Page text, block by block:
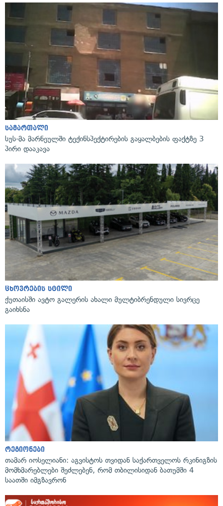
სამართალი
სუს-მა მარნეულში ტექინსპექტირების გაყალბების ფაქტზე 3
პირი დააკავა
ცხოვრების სტილი
ქუთაისში ავტო გალერის ახალი მულტიბრენდული სივრცე
გაიხსნა
რეგიონები
თამარ იოსელიანი: აგვისტოს თვიდან საქართველოს რკინიგზის
მომხმარებლები შეძლებენ, რომ თბილისიდან ბათუმში 4
საათში იმგზავრონ